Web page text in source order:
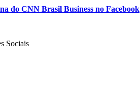
do CNN Brasil Business no Facebook
Sociais